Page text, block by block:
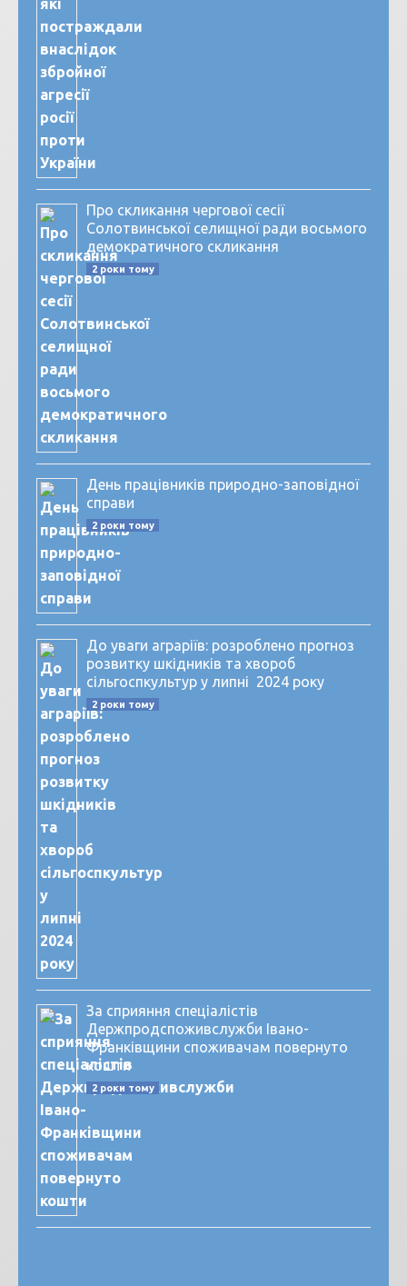
Про скликання чергової сесії
Солотвинської селищної ради восьмого
демократичного скликання
2 роки тому
День працівників природно-заповідної
справи
2 роки тому
До уваги аграріїв: розроблено прогноз
розвитку шкідників та хвороб
сільгоспкультур у липні 2024 року
2 роки тому
За сприяння спеціалістів
Держпродспоживслужби Івано-
Франківщини споживачам повернуто
кошти
2 роки тому